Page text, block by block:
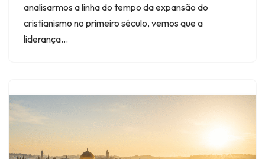
analisarmos a linha do tempo da expansão do
cristianismo no primeiro século, vemos que a
liderança…